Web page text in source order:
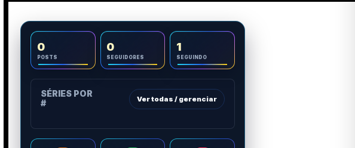
0
POSTS
0
SEGUIDORES
1
SEGUINDO
SÉRIES POR
#
Ver todas / gerenciar